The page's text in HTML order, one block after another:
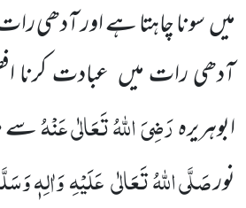
میںسونا چاہتا ہے اور آدھی
آدھی رات میں عبادت
ابوہریرہرَضِیَ اللّٰہُ تَعَالٰی عَنْہُسے
نورصَلَّی اللّٰہُ تَعَالٰیعَلَیْہِوَاٰلِہٖ